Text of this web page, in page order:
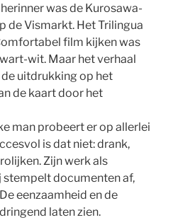
was de Kurosawa-
de Vismarkt. Het Trilingua
film kijken was
wit. Maar het verhaal
uitdrukking op het
de kaart door het
man probeert er op allerlei
is dat niet: drank,
Zijn werk als
stempelt documenten af,
eenzaamheid en de
laten zien.